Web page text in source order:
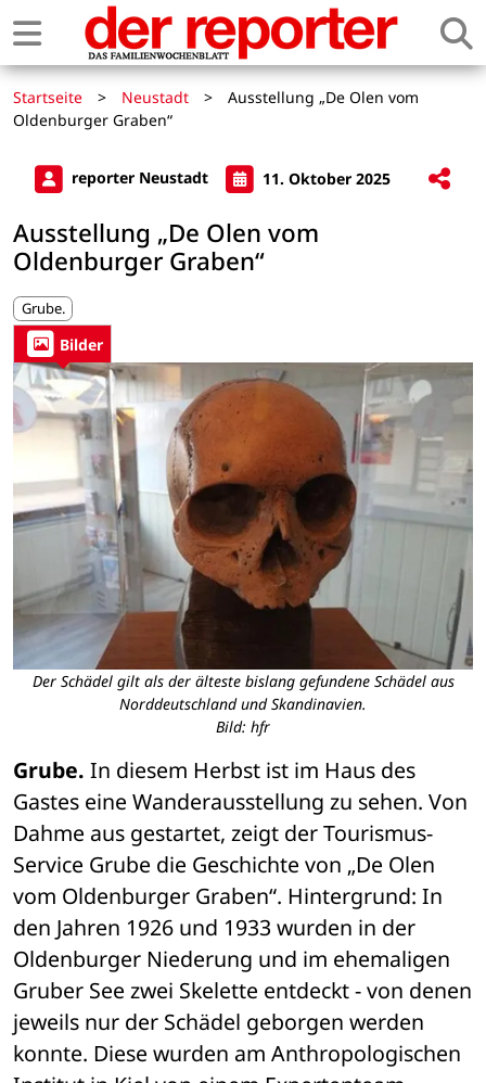
Startseite > Neustadt >
Ausstellung „De Olen vom
Oldenburger Graben“
reporter Neustadt 11. Oktober 2025
Ausstellung „De Olen vom
Oldenburger Graben“
Grube.
Bilder
Der Schädel gilt als der älteste bislang gefundene Schädel aus
Norddeutschland und Skandinavien.
Bild: hfr
Grube. In diesem Herbst ist im Haus des
Gastes eine Wanderausstellung zu sehen. Von
Dahme aus gestartet, zeigt der Tourismus-
Service Grube die Geschichte von „De Olen
vom Oldenburger Graben“. Hintergrund: In
den Jahren 1926 und 1933 wurden in der
Oldenburger Niederung und im ehemaligen
Gruber See zwei Skelette entdeckt - von denen
jeweils nur der Schädel geborgen werden
konnte. Diese wurden am Anthropologischen